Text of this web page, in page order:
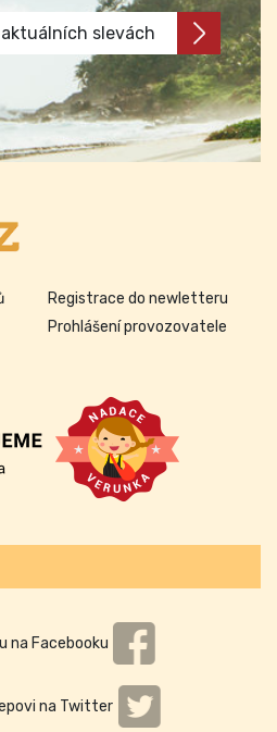
slevách
Registrace do newletteru
Prohlášení provozovatele
na Facebooku
na Twitter